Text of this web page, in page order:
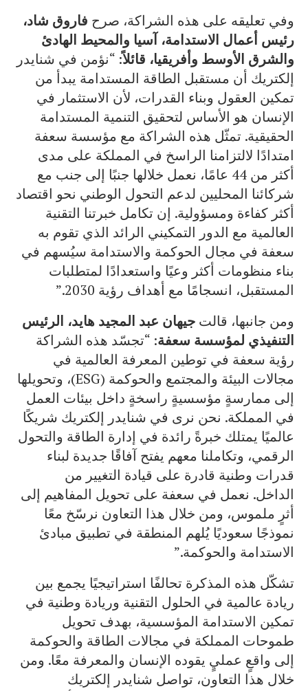
وفي تعليقه على هذه الشراكة، صرح فاروق شاد،
رئيس أعمال الاستدامة، آسيا والمحيط الهادئ
والشرق الأوسط وأفريقيا، قائلاً: “نؤمن في شنايدر
إلكتريك أن مستقبل الطاقة المستدامة يبدأ من
تمكين العقول وبناء القدرات، لأن الاستثمار في
الإنسان هو الأساس لتحقيق التنمية المستدامة
الحقيقية. تمثّل هذه الشراكة مع مؤسسة سعفة
امتدادًا لالتزامنا الراسخ في المملكة على مدى
أكثر من 44 عامًا، نعمل خلالها جنبًا إلى جنب مع
شركائنا المحليين لدعم التحول الوطني نحو اقتصاد
أكثر كفاءة ومسؤولية. إن تكامل خبرتنا التقنية
العالمية مع الدور التمكيني الرائد الذي تقوم به
سعفة في مجال الحوكمة والاستدامة سيُسهم في
بناء منظومات أكثر وعيًا واستعدادًا لمتطلبات
المستقبل، انسجامًا مع أهداف رؤية 2030.”
ومن جانبها، قالت جيهان عبد المجيد هايد، الرئيس
التنفيذي لمؤسسة سعفة: “تجسّد هذه الشراكة
رؤية سعفة في توطين المعرفة العالمية في
مجالات البيئة والمجتمع والحوكمة (ESG)، وتحويلها
إلى ممارسةٍ مؤسسيةٍ راسخةٍ داخل بيئات العمل
في المملكة. نحن نرى في شنايدر إلكتريك شريكًا
عالميًا يمتلك خبرةً رائدة في إدارة الطاقة والتحول
الرقمي، وتكاملنا معهم يفتح آفاقًا جديدة لبناء
قدرات وطنية قادرة على قيادة التغيير من
الداخل. نعمل في سعفة على تحويل المفاهيم إلى
أثرٍ ملموس، ومن خلال هذا التعاون نرسّخ معًا
نموذجًا سعوديًا يُلهم المنطقة في تطبيق مبادئ
الاستدامة والحوكمة.”
تشكّل هذه المذكرة تحالفًا استراتيجيًا يجمع بين
ريادة عالمية في الحلول التقنية وريادة وطنية في
تمكين الاستدامة المؤسسية، بهدف تحويل
طموحات المملكة في مجالات الطاقة والحوكمة
إلى واقعٍ عمليٍ يقوده الإنسان والمعرفة معًا. ومن
خلال هذا التعاون، تواصل شنايدر إلكتريك